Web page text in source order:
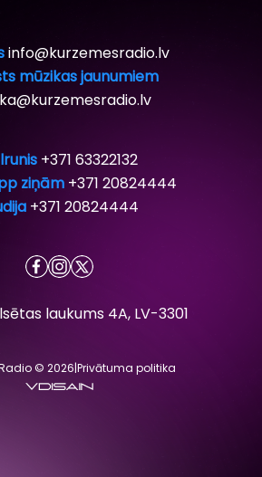
info@kurzemesradio.lv
mūzikas jaunumiem
+371 63322132
ziņām +371 20824444
+371 20824444
laukums 4A, LV-3301
© 2026|Privātuma politika